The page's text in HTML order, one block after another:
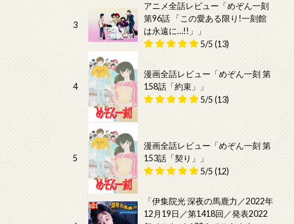
3
アニメ全話レビュー「めぞん一刻
第96話 「この愛ある限り!一刻館
は永遠に…!!」」
5/5 (13)
4
漫画全話レビュー「めぞん一刻 第
158話「約束」」
5/5 (13)
5
漫画全話レビュー「めぞん一刻 第
153話「契り」」
5/5 (12)
「伊集院光 深夜の馬鹿力／2022年
12月19日／第1418回／発表2022